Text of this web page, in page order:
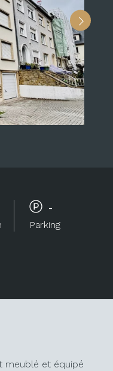
-
Parking
meublé et équipé